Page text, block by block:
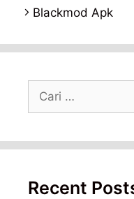
Blackmod Apk
untuk:
Recent